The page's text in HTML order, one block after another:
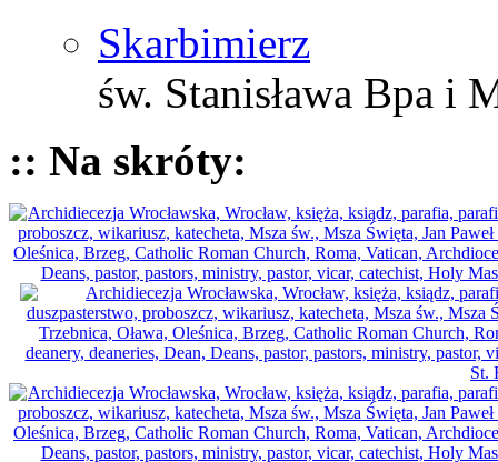
Skarbimierz
św. Stanisława Bpa i
:: Na skróty: